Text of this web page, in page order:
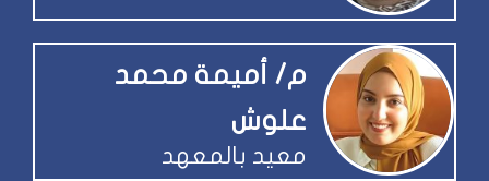
م/ أميمة محمد
علوش
معيد بالمعهد